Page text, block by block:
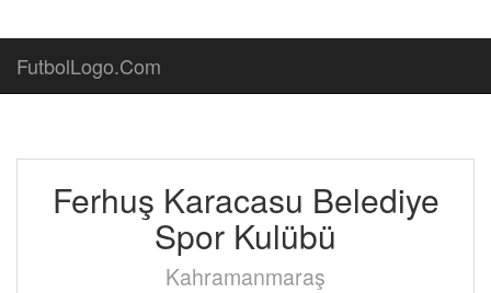
FutbolLogo.Com
Ferhuş Karacasu Belediye
Spor Kulübü
Kahramanmaraş